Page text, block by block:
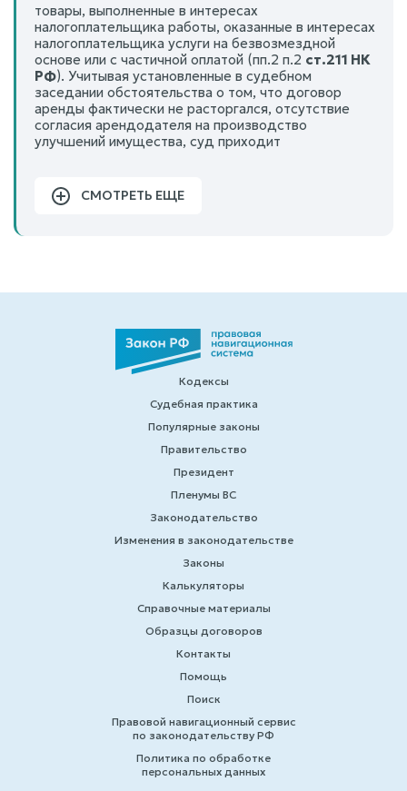
товары, выполненные в интересах
налогоплательщика работы, оказанные в интересах
налогоплательщика услуги на безвозмездной
основе или с частичной оплатой (пп.2 п.2 ст.211 НК
РФ). Учитывая установленные в судебном
заседании обстоятельства о том, что договор
аренды фактически не расторгался, отсутствие
согласия арендодателя на производство
улучшений имущества, суд приходит
СМОТРЕТЬ ЕЩЕ
Кодексы
Судебная практика
Популярные законы
Правительство
Президент
Пленумы ВС
Законодательство
Изменения в законодательстве
Законы
Калькуляторы
Справочные материалы
Образцы договоров
Контакты
Помощь
Поиск
Правовой навигационный сервис
по законодательству РФ
Политика по обработке
персональных данных